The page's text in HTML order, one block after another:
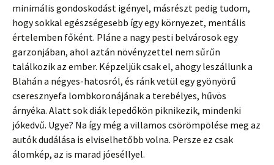
minimális gondoskodást igényel, másrészt pedig tudom,
hogy sokkal egészségesebb így egy környezet, mentális
értelemben főként. Pláne a nagy pesti belvárosok egy
garzonjában, ahol aztán növényzettel nem sűrűn
találkozik az ember. Képzeljük csak el, ahogy leszállunk a
Blahán a négyes-hatosról, és ránk vetül egy gyönyörű
cseresznyefa lombkoronájának a terebélyes, hűvös
árnyéka. Alatt sok diák lepedőkön piknikezik, mindenki
jókedvű. Ugye? Na így még a villamos csörömpölése meg az
autók dudálása is elviselhetőbb volna. Persze ez csak
álomkép, az is marad jóeséllyel.